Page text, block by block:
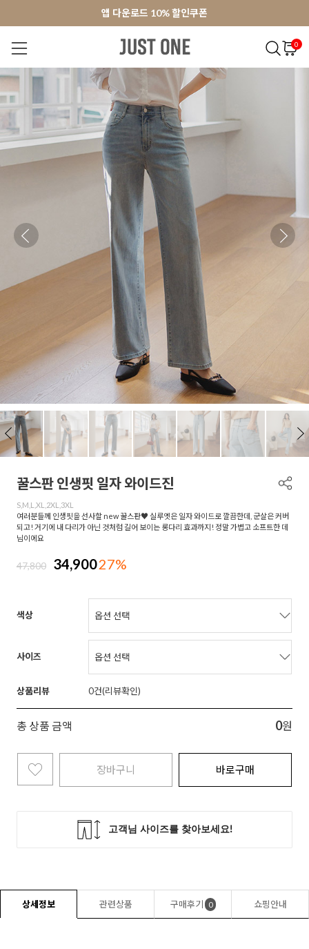
앱 다운로드 10% 할인쿠폰
회원가입 쿠폰 3000원
앱 다운로드 10% 할인쿠폰
0
NEW 7% 오늘출발 MADE . J 상의
꿀스판 인생핏 일자 와이드진
S,M,L,XL,2XL,3XL
여러분들께 인생핏을 선사할 new 꿀스판♥ 실루엣은 일자 와이드로 깔끔한데, 군살은 커버
되고! 거기에 내 다리가 아닌 것처럼 길어 보이는 롱다리 효과까지! 정말 가볍고 소프트한 데
님이에요
47,800 34,90027%
색상
사이즈
상품리뷰 0
총 상품 금액 0원
장바구니 바로구매
상세정보 관련상품 구매후기 0 쇼핑안내